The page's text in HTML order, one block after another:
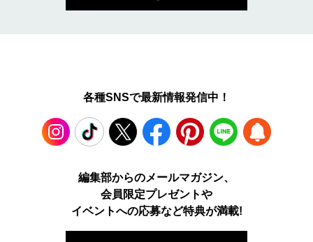
各種SNSで最新情報発信中！
TikTok Facebook Pinterest LINE
編集部からのメールマガジン、
会員限定プレゼントや
イベントへの応募など特典が満載!